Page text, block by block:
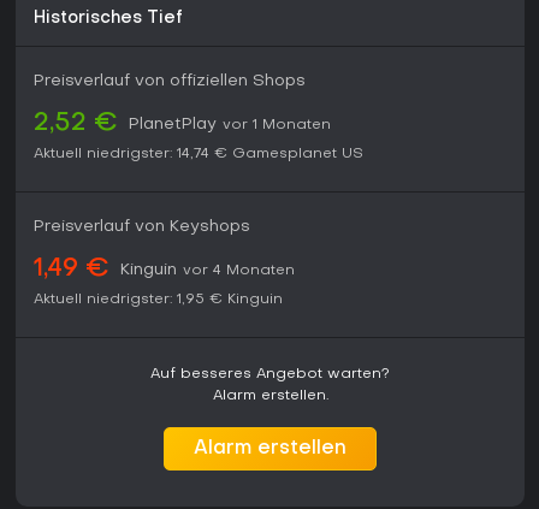
Historisches Tief
Preisverlauf von offiziellen Shops
2,52 € PlanetPlay vor 1 Monaten
Aktuell niedrigster: 14,74 € Gamesplanet US
Preisverlauf von Keyshops
1,49 € Kinguin vor 4 Monaten
Aktuell niedrigster: 1,95 € Kinguin
Auf besseres Angebot warten?
Alarm erstellen.
Alarm erstellen